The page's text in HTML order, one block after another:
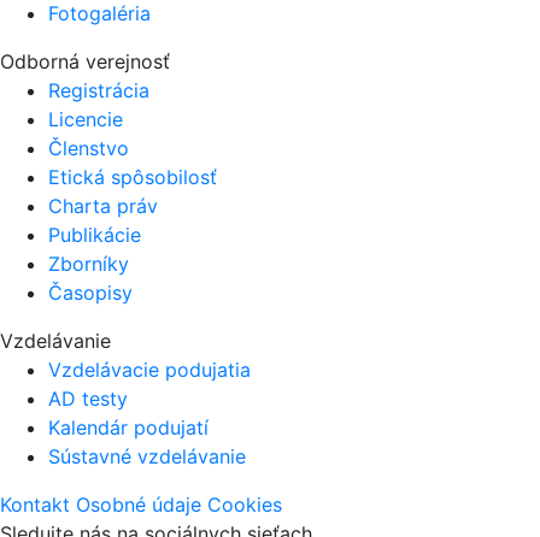
Fotogaléria
Odborná verejnosť
Registrácia
Licencie
Členstvo
Etická spôsobilosť
Charta práv
Publikácie
Zborníky
Časopisy
Vzdelávanie
Vzdelávacie podujatia
AD testy
Kalendár podujatí
Sústavné vzdelávanie
Kontakt Osobné údaje Cookies